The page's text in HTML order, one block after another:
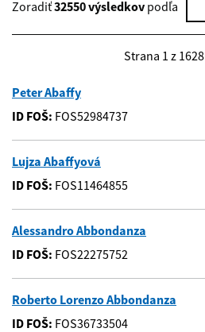
Zoradiť32550 výsledkov podľa
Strana 1 z 1628
Peter Abaffy
ID FOŠ: FOS52984737
Lujza Abaffyová
ID FOŠ: FOS11464855
Alessandro Abbondanza
ID FOŠ: FOS22275752
Roberto Lorenzo Abbondanza
ID FOŠ: FOS36733504